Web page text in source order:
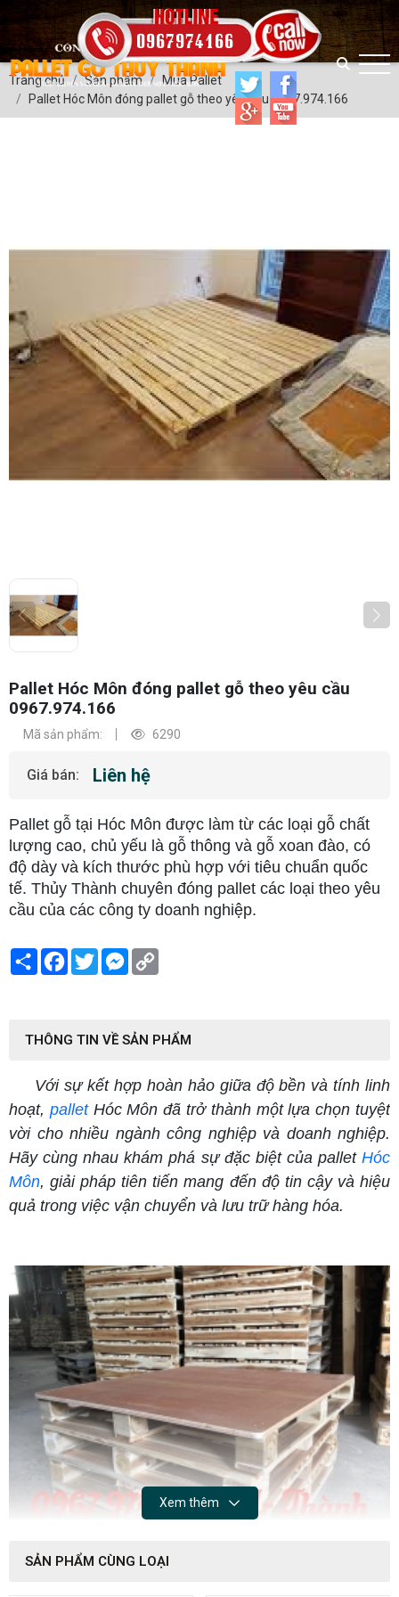
0967974166
Trang chủ Sản phẩm
Mua Pallet
Pallet Hóc Môn đóng pallet gỗ theo yêu cầu 0967.974.166
Pallet Hóc Môn đóng pallet gỗ theo yêu cầu
0967.974.166
Mã sản phẩm: 6290
Giá bán: Liên hệ
Pallet gỗ tại Hóc Môn được làm từ các loại gỗ chất
lượng cao, chủ yếu là gỗ thông và gỗ xoan đào, có
độ dày và kích thước phù hợp với tiêu chuẩn quốc
tế. Thủy Thành chuyên đóng pallet các loại theo yêu
cầu của các công ty doanh nghiệp.
Share Facebook
TwitterMessenger
THÔNG TIN VỀ SẢN PHẨM
Với sự kết hợp hoàn hảo giữa độ bền và tính linh
hoạt, palletHóc Môn đã trở thành một lựa chọn tuyệt
vời cho nhiều ngành công nghiệp và doanh nghiệp.
Hãy cùng nhau khám phá sự đặc biệt của pallet Hóc
Môn, giải pháp tiên tiến mang đến độ tin cậy và hiệu
quả trong việc vận chuyển và lưu trữ hàng hóa.
Xem thêm
SẢN PHẨM CÙNG LOẠI